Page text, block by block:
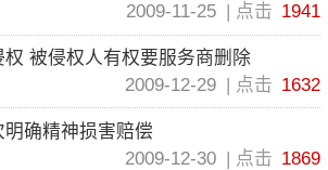
2009-11-25
点击 1941
权 被侵权人有权要服务商删除
2009-12-29
点击 1632
确精神损害赔偿
2009-12-30
点击 1869